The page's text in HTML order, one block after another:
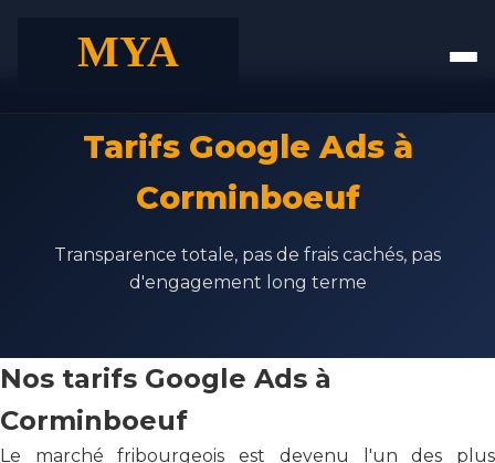
Tarifs Google Ads à
Corminboeuf
Transparence totale, pas de frais cachés, pas
d'engagement long terme
Nos tarifs Google Ads à
Corminboeuf
Le marché fribourgeois est devenu l'un des plus